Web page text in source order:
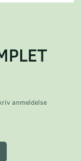
anmeldelse